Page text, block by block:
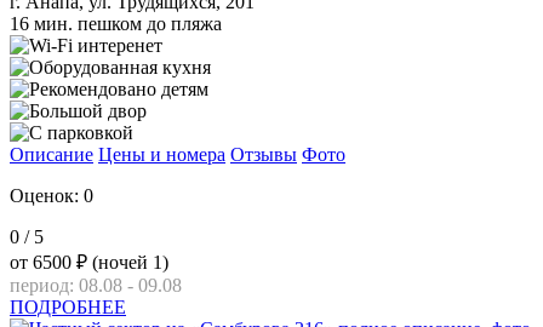
16 мин. пешком до пляжа
Описание Цены и номера Отзывы Фото
Оценок: 0
0 / 5
от 6500 ₽ (ночей 1)
период: 08.08 - 09.08
ПОДРОБНЕЕ